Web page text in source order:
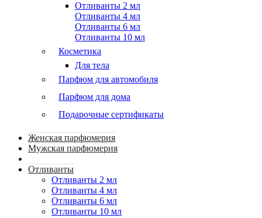
Отливанты 2 мл
Отливанты 4 мл
Отливанты 6 мл
Отливанты 10 мл
Косметика
Для тела
Парфюм для автомобиля
Парфюм для дома
Подарочные сертификаты
Женская парфюмерия
Мужская парфюмерия
Отливанты
Отливанты 2 мл
Отливанты 4 мл
Отливанты 6 мл
Отливанты 10 мл